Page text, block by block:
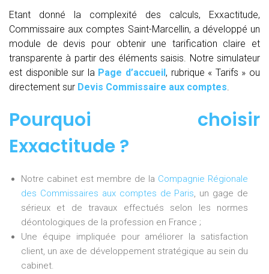
Etant donné la complexité des calculs, Exxactitude,
Commissaire aux comptes Saint-Marcellin, a développé un
module de devis pour obtenir une tarification claire et
transparente à partir des éléments saisis. Notre simulateur
est disponible sur la Page d’accueil, rubrique « Tarifs » ou
directement sur Devis Commissaire aux comptes.
Pourquoi choisir
Exxactitude ?
Notre cabinet est membre de la Compagnie Régionale
des Commissaires aux comptes de Paris, un gage de
sérieux et de travaux effectués selon les normes
déontologiques de la profession en France ;
Une équipe impliquée pour améliorer la satisfaction
client, un axe de développement stratégique au sein du
cabinet.